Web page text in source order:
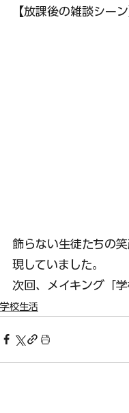
【放課後の雑談シーン
飾らない生徒たちの
現していました。
次回、メイキング「
学校生活